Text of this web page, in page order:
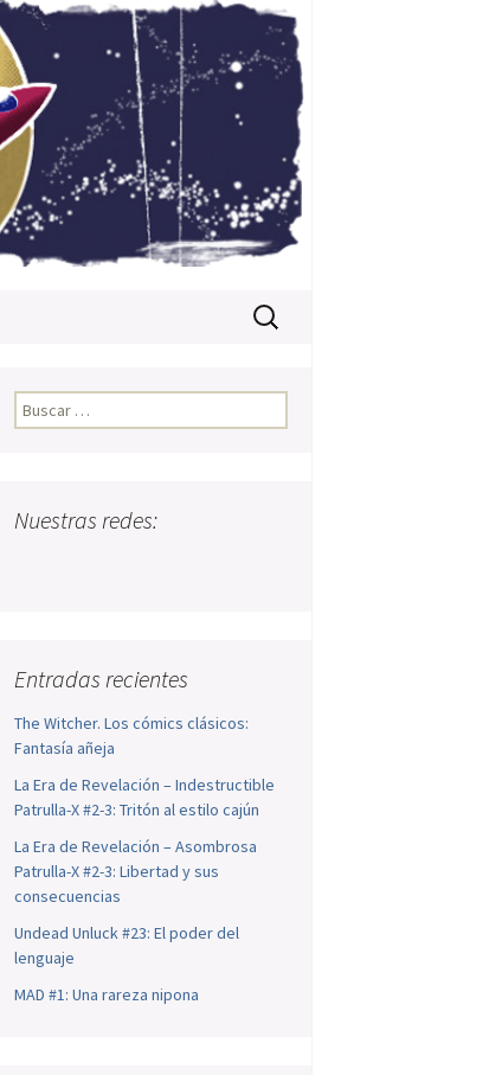
Buscar:
Buscar:
Nuestras redes:
Entradas recientes
The Witcher. Los cómics clásicos:
Fantasía añeja
La Era de Revelación – Indestructible
Patrulla-X #2-3: Tritón al estilo cajún
La Era de Revelación – Asombrosa
Patrulla-X #2-3: Libertad y sus
consecuencias
Undead Unluck #23: El poder del
lenguaje
MAD #1: Una rareza nipona